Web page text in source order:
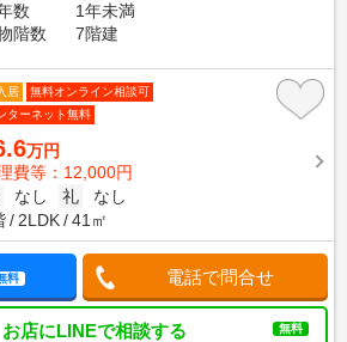
数
1年未満
階数
7階建
居
無料オンライン相談可
ターネット無料
万円
費等：12,000円
なし 礼
なし
2LDK 41㎡
料 電話で問合せ
お店にLINEで相談する 無料